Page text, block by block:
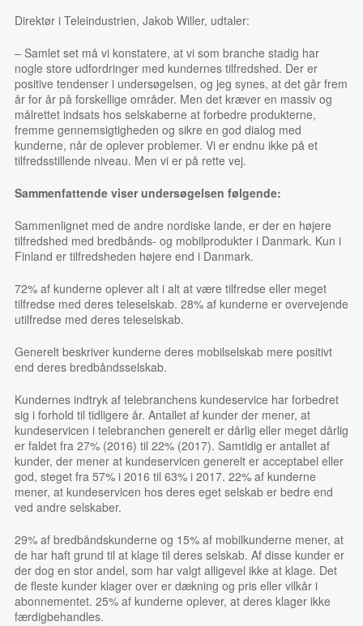
Direktør i Teleindustrien, Jakob Willer, udtaler:
– Samlet set må vi konstatere, at vi som branche stadig har
nogle store udfordringer med kundernes tilfredshed. Der er
positive tendenser i undersøgelsen, og jeg synes, at det går frem
år for år på forskellige områder. Men det kræver en massiv og
målrettet indsats hos selskaberne at forbedre produkterne,
fremme gennemsigtigheden og sikre en god dialog med
kunderne, når de oplever problemer. Vi er endnu ikke på et
tilfredsstillende niveau. Men vi er på rette vej.
Sammenfattende viser undersøgelsen følgende:
Sammenlignet med de andre nordiske lande, er der en højere
tilfredshed med bredbånds- og mobilprodukter i Danmark. Kun i
Finland er tilfredsheden højere end i Danmark.
72% af kunderne oplever alt i alt at være tilfredse eller meget
tilfredse med deres teleselskab. 28% af kunderne er overvejende
utilfredse med deres teleselskab.
Generelt beskriver kunderne deres mobilselskab mere positivt
end deres bredbåndsselskab.
Kundernes indtryk af telebranchens kundeservice har forbedret
sig i forhold til tidligere år. Antallet af kunder der mener, at
kundeservicen i telebranchen generelt er dårlig eller meget dårlig
er faldet fra 27% (2016) til 22% (2017). Samtidig er antallet af
kunder, der mener at kundeservicen generelt er acceptabel eller
god, steget fra 57% i 2016 til 63% i 2017. 22% af kunderne
mener, at kundeservicen hos deres eget selskab er bedre end
ved andre selskaber.
29% af bredbåndskunderne og 15% af mobilkunderne mener, at
de har haft grund til at klage til deres selskab. Af disse kunder er
der dog en stor andel, som har valgt alligevel ikke at klage. Det
de fleste kunder klager over er dækning og pris eller vilkår i
abonnementet. 25% af kunderne oplever, at deres klager ikke
færdigbehandles.